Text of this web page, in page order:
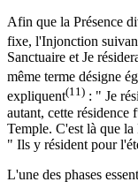
Afin que la Présence
fixe, l'Injonction
Sanctuaire et Je
même terme désigne
expliquent(11) : " Je
autant, cette résidence
Temple. C'est là que
" Ils y résident pour
L'une des phases